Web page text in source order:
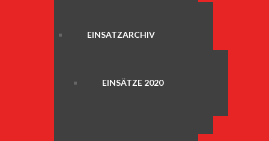
EINSATZARCHIV
EINSÄTZE 2020